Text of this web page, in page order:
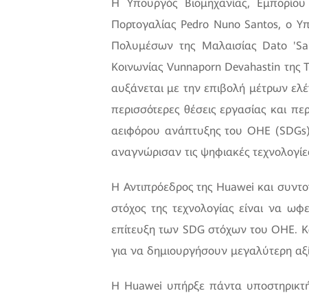
Η Υπουργός Βιομηχανίας,
Πορτογαλίας Pedro Nuno Santos, ο
Πολυμέσων της Μαλαισίας Dato
Κοινωνίας Vunnaporn Devahastin
αυξάνεται με την επιβολή μέτρων
περισσότερες θέσεις εργασίας και
αειφόρου ανάπτυξης του ΟΗΕ
αναγνώρισαν τις ψηφιακές
Η Αντιπρόεδρος της Huawei και
στόχος της τεχνολογίας είναι να
επίτευξη των SDG στόχων του ΟΗΕ.
για να δημιουργήσουν μεγαλύτερη
Η Huawei υπήρξε πάντα